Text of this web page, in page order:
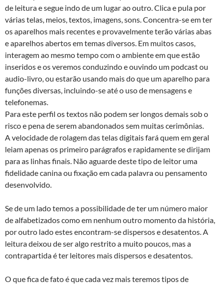
de leitura e segue indo de um lugar ao outro. Clica e pula por
várias telas, meios, textos, imagens, sons. Concentra-se em ter
os aparelhos mais recentes e provavelmente terão várias abas
e aparelhos abertos em temas diversos. Em muitos casos,
interagem ao mesmo tempo com o ambiente em que estão
inseridos e os veremos conduzindo e ouvindo um podcast ou
audio-livro, ou estarão usando mais do que um aparelho para
funções diversas, incluindo-se até o uso de mensagens e
telefonemas.
Para este perfil os textos não podem ser longos demais sob o
risco e pena de serem abandonados sem muitas cerimônias.
A velocidade de rolagem das telas digitais fará quem em geral
leiam apenas os primeiro parágrafos e rapidamente se dirijam
para as linhas finais. Não aguarde deste tipo de leitor uma
fidelidade canina ou fixação em cada palavra ou pensamento
desenvolvido.
Se de um lado temos a possibilidade de ter um número maior
de alfabetizados como em nenhum outro momento da história,
por outro lado estes encontram-se dispersos e desatentos. A
leitura deixou de ser algo restrito a muito poucos, mas a
contrapartida é ter leitores mais dispersos e desatentos.
O que fica de fato é que cada vez mais teremos tipos de